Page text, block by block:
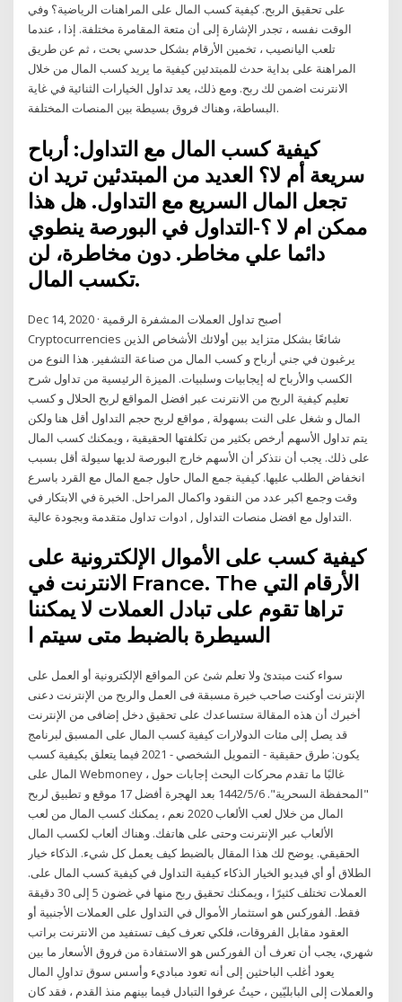
على تحقيق الربح. كيفية كسب المال على المراهنات الرياضية؟ وفي
الوقت نفسه ، تجدر الإشارة إلى أن متعة المقامرة مختلفة. إذا ، عندما
تلعب اليانصيب ، تخمين الأرقام بشكل حدسي بحت ، ثم عن طريق
المراهنة على بداية حدث للمبتدئين كيفية ما يريد كسب المال من خلال
الانترنت اضمن لك ربح. ومع ذلك، يعد تداول الخيارات الثنائية في غاية
البساطة، وهناك فروق بسيطة بين المنصات المختلفة.
كيفية كسب المال مع التداول: أرباح
سريعة أم لا؟ العديد من المبتدئين تريد ان
تجعل المال السريع مع التداول. هل هذا
ممكن ام لا ؟-التداول في البورصة ينطوي
دائما علي مخاطر. دون مخاطرة، لن
تكسب المال.
Dec 14, 2020 · أصبح تداول العملات المشفرة الرقمية
Cryptocurrencies شائعًا بشكل متزايد بين أولائك الأشخاص الذين
يرغبون في جني أرباح و كسب المال من صناعة التشفير. هذا النوع من
الكسب والأرباح له إيجابيات وسلبيات. الميزة الرئيسية من تداول شرح
تعليم كيفية الربح من الانترنت عبر افضل المواقع لربح الحلال و كسب
المال و شغل على النت بسهولة , مواقع لربح حجم التداول أقل هنا ولكن
يتم تداول الأسهم أرخص بكثير من تكلفتها الحقيقية ، ويمكنك كسب المال
على ذلك. يجب أن نتذكر أن الأسهم خارج البورصة لديها سيولة أقل بسبب
انخفاض الطلب عليها. كيفية جمع المال حاول جمع المال مع القرد باسرع
وقت وجمع اكبر عدد من النقود واكمال المراحل. الخبرة في الابتكار في
التداول مع افضل منصات التداول , ادوات تداول متقدمة وبجودة عالية.
كيفية كسب على الأموال الإلكترونية على
الانترنت في France. The الأرقام التي
تراها تقوم على تبادل العملات لا يمكننا
السيطرة بالضبط متى سيتم ا
سواء كنت مبتدئ ولا تعلم شئ عن المواقع الإلكترونية أو العمل على
الإنترنت أوكنت صاحب خبرة مسبقة فى العمل والربح من الإنترنت دعنى
أخبرك أن هذه المقالة ستساعدك على تحقيق دخل إضافى من الإنترنت
قد يصل إلى مئات الدولارات كيفية كسب المال على المسبق لبرنامج
يكون: طرق حقيقية - التمويل الشخصي - 2021 فيما يتعلق بكيفية كسب
المال على Webmoney ، غالبًا ما تقدم محركات البحث إجابات حول
"المحفظة السحرية". 6‏‏/5‏‏/1442 بعد الهجرة أفضل 17 موقع و تطبيق لربح
المال من خلال لعب الألعاب 2020 نعم ، يمكنك كسب المال من لعب
الألعاب عبر الإنترنت وحتى على هاتفك. وهناك ألعاب لكسب المال
الحقيقي. يوضح لك هذا المقال بالضبط كيف يعمل كل شيء. الذكاء خيار
الطلاق أو أي فيديو الخيار الذكاء كيفية التداول في كيفية كسب المال على.
العملات تختلف كثيرًا ، ويمكنك تحقيق ربح منها في غضون 5 إلى 30 دقيقة
فقط. الفوركس هو استثمار الأموال في التداول على العملات الأجنبية أو
العقود مقابل الفروقات، فلكي تعرف كيف تستفيد من الانترنت براتب
شهري، يجب أن تعرف أن الفوركس هو الاستفادة من فروق الأسعار ما بين
يعود أغلب الباحثين إلى أنه تعود مباديء وأسس سوق تداولِ المال
والعملات إلى البابليّين ، حيثُ عرفوا التبادل فيما بينهم منذ القدم ، فقد كان